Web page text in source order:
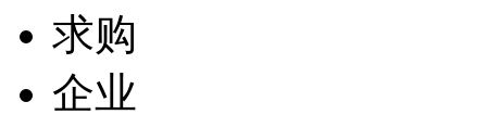
求购
企业